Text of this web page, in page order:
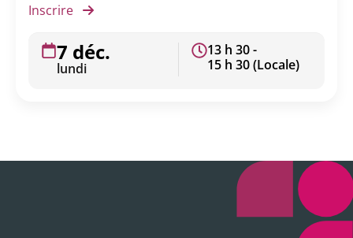
Inscrire
7 déc.
lundi
13 h 30 -
15 h 30 (Locale)